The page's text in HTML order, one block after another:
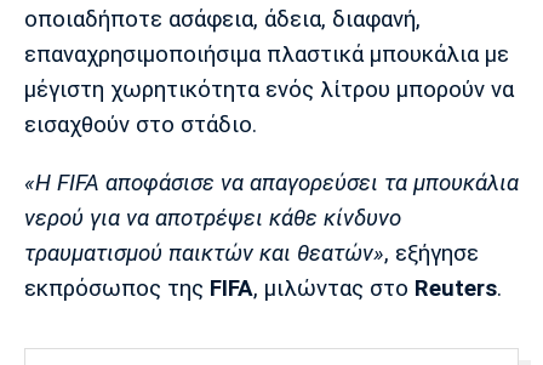
Μπορούσια
Ντόρτμουντ
Ζερμέν
Μονακό
Ερυθρός
Τότεναμ
οποιαδήποτε ασάφεια, άδεια, διαφανή,
επαναχρησιμοποιήσιμα πλαστικά μπουκάλια με
μέγιστη χωρητικότητα ενός λίτρου μπορούν να
εισαχθούν στο στάδιο.
«Η FIFA αποφάσισε να απαγορεύσει τα μπουκάλια
νερού για να αποτρέψει κάθε κίνδυνο
τραυματισμού παικτών και θεατών», εξήγησε
εκπρόσωπος της FIFA, μιλώντας στο Reuters.